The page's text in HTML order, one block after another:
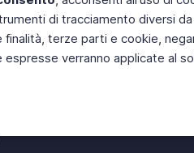
di tracciamento diversi
finalità, terze parti e cookie,
verranno applicate al
Twitter